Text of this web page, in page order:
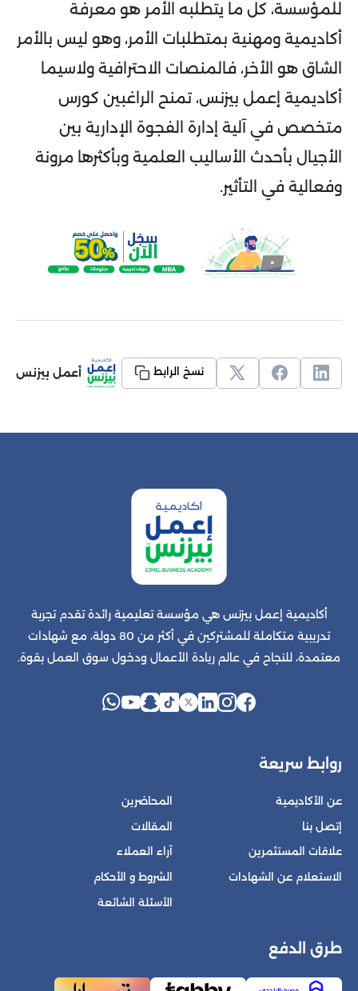
للمؤسسة، كل ما يتطلبه الأمر هو معرفة
أكاديمية ومهنية بمتطلبات الأمر، وهو ليس بالأمر
الشاق هو الأخر، فالمنصات الاحترافية ولاسيما
أكاديمية إعمل بيزنس، تمنح الراغبين كورس
متخصص في آلية إدارة الفجوة الإدارية بين
الأجيال بأحدث الأساليب العلمية وبأكثرها مرونة
وفعالية في التأثير.
نسخ الرابط أعمل بيزنس
أكاديمية إعمل بيزنس هي مؤسسة تعليمية رائدة تقدم تجربة
تدريبية متكاملة للمشتركين في أكثر من 80 دولة، مع شهادات
معتمدة، للنجاح في عالم ريادة الأعمال ودخول سوق العمل بقوة.
روابط سريعة
عن الأكاديمية
إتصل بنا
علاقات المستثمرين
الاستعلام عن الشهادات
المحاضرين
المقالات
آراء العملاء
الشروط و الأحكام
الأسئلة الشائعة
طرق الدفع